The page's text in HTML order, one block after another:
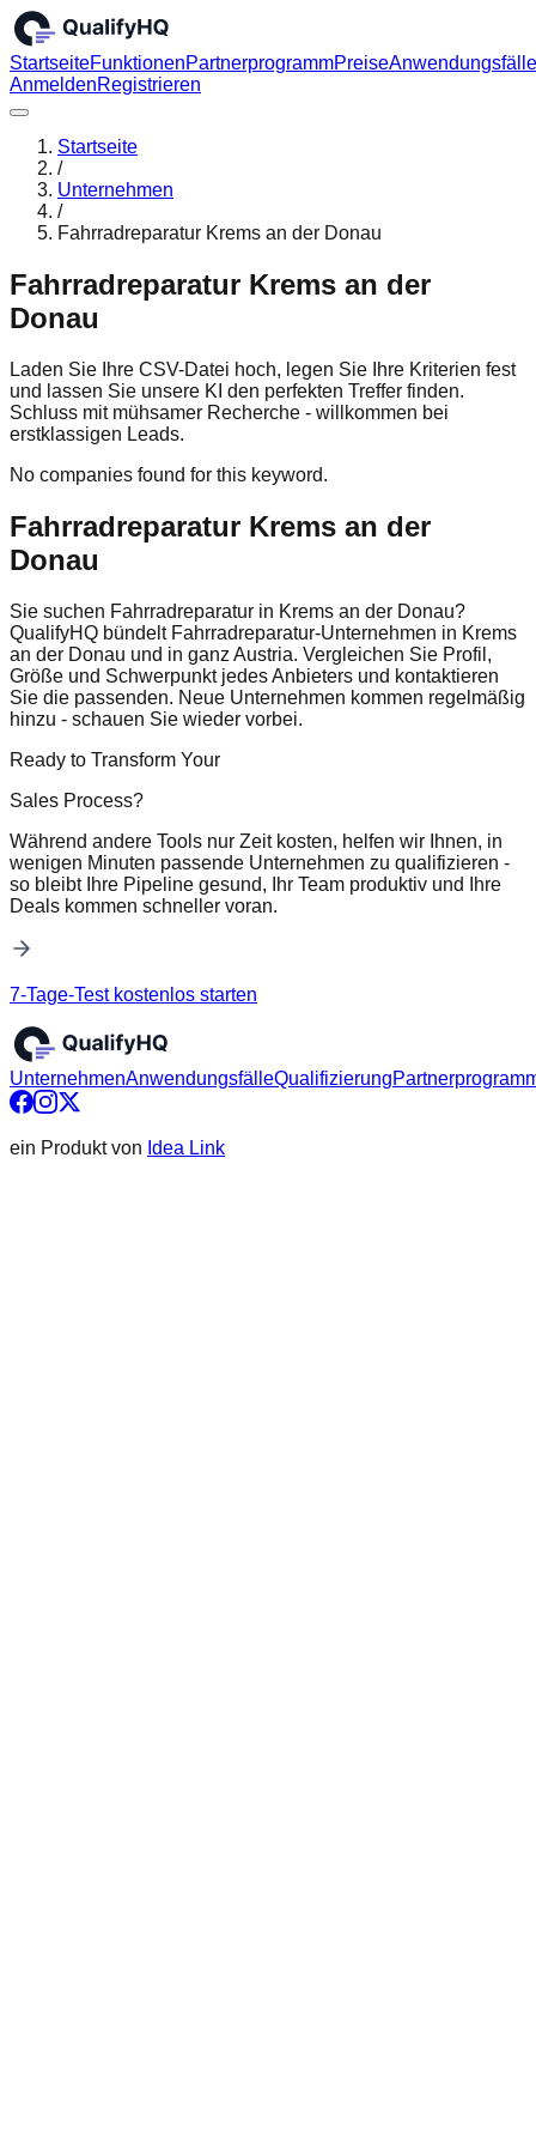
StartseiteFunktionenPartnerprogrammPreiseAnwendungsfälle
AnmeldenRegistrieren
Startseite
/
Unternehmen
/
Fahrradreparatur Krems an der Donau
Fahrradreparatur Krems an der
Donau
Laden Sie Ihre CSV-Datei hoch, legen Sie Ihre Kriterien fest
und lassen Sie unsere KI den perfekten Treffer finden.
Schluss mit mühsamer Recherche - willkommen bei
erstklassigen Leads.
No companies found for this keyword.
Fahrradreparatur Krems an der
Donau
Sie suchen Fahrradreparatur in Krems an der Donau?
QualifyHQ bündelt Fahrradreparatur-Unternehmen in Krems
an der Donau und in ganz Austria. Vergleichen Sie Profil,
Größe und Schwerpunkt jedes Anbieters und kontaktieren
Sie die passenden. Neue Unternehmen kommen regelmäßig
hinzu - schauen Sie wieder vorbei.
Ready to Transform Your
Sales Process?
Während andere Tools nur Zeit kosten, helfen wir Ihnen, in
wenigen Minuten passende Unternehmen zu qualifizieren -
so bleibt Ihre Pipeline gesund, Ihr Team produktiv und Ihre
Deals kommen schneller voran.
7-Tage-Test kostenlos starten
UnternehmenAnwendungsfälleQualifizierung
ein Produkt von Idea Link